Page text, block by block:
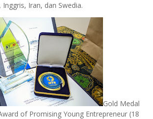
Iran, dan Swedia.
Gold Medal
of Promising Young Entrepreneur (18